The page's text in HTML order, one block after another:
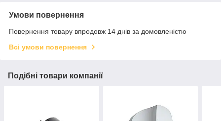
Умови повернення
Повернення товару впродовж 14 днів за домовленістю
Всі умови повернення
Подібні товари компанії